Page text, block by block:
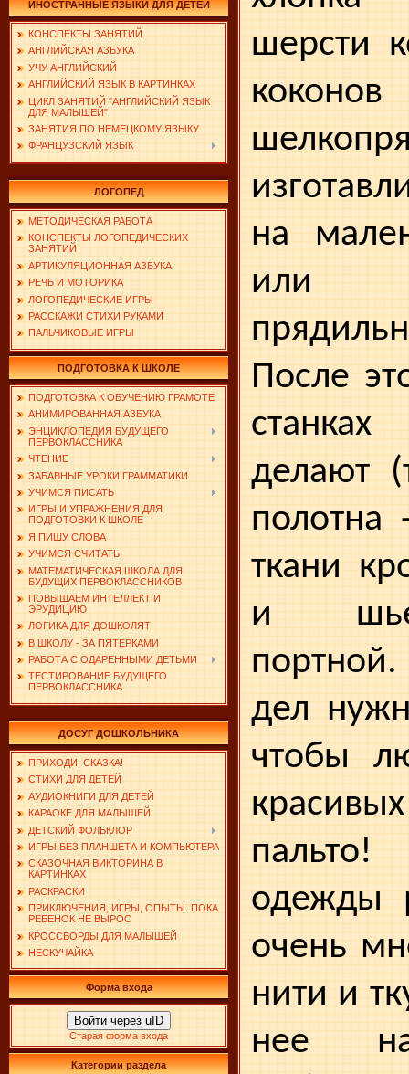
ИНОСТРАННЫЕ ЯЗЫКИ ДЛЯ ДЕТЕЙ
КОНСПЕКТЫ ЗАНЯТИЙ
АНГЛИЙСКАЯ АЗБУКА
УЧУ АНГЛИЙСКИЙ
АНГЛИЙСКИЙ ЯЗЫК В КАРТИНКАХ
ЦИКЛ ЗАНЯТИЙ "АНГЛИЙСКИЙ ЯЗЫК
ДЛЯ МАЛЫШЕЙ"
ЗАНЯТИЯ ПО НЕМЕЦКОМУ ЯЗЫКУ
ФРАНЦУЗСКИЙ ЯЗЫК
ЛОГОПЕД
МЕТОДИЧЕСКАЯ РАБОТА
КОНСПЕКТЫ ЛОГОПЕДИЧЕСКИХ
ЗАНЯТИЙ
АРТИКУЛЯЦИОННАЯ АЗБУКА
РЕЧЬ И МОТОРИКА
ЛОГОПЕДИЧЕСКИЕ ИГРЫ
РАССКАЖИ СТИХИ РУКАМИ
ПАЛЬЧИКОВЫЕ ИГРЫ
ПОДГОТОВКА К ШКОЛЕ
ПОДГОТОВКА К ОБУЧЕНИЮ ГРАМОТЕ
АНИМИРОВАННАЯ АЗБУКА
ЭНЦИКЛОПЕДИЯ БУДУЩЕГО
ПЕРВОКЛАССНИКА
ЧТЕНИЕ
ЗАБАВНЫЕ УРОКИ ГРАММАТИКИ
УЧИМСЯ ПИСАТЬ
ИГРЫ И УПРАЖНЕНИЯ ДЛЯ
ПОДГОТОВКИ К ШКОЛЕ
Я ПИШУ СЛОВА
УЧИМСЯ СЧИТАТЬ
МАТЕМАТИЧЕСКАЯ ШКОЛА ДЛЯ
БУДУЩИХ ПЕРВОКЛАССНИКОВ
ПОВЫШАЕМ ИНТЕЛЛЕКТ И
ЭРУДИЦИЮ
ЛОГИКА ДЛЯ ДОШКОЛЯТ
В ШКОЛУ - ЗА ПЯТЕРКАМИ
РАБОТА С ОДАРЕННЫМИ ДЕТЬМИ
ТЕСТИРОВАНИЕ БУДУЩЕГО
ПЕРВОКЛАССНИКА
ДОСУГ ДОШКОЛЬНИКА
ПРИХОДИ, СКАЗКА!
СТИХИ ДЛЯ ДЕТЕЙ
АУДИОКНИГИ ДЛЯ ДЕТЕЙ
КАРАОКЕ ДЛЯ МАЛЫШЕЙ
ДЕТСКИЙ ФОЛЬКЛОР
ИГРЫ БЕЗ ПЛАНШЕТА И КОМПЬЮТЕРА
СКАЗОЧНАЯ ВИКТОРИНА В
КАРТИНКАХ
РАСКРАСКИ
ПРИКЛЮЧЕНИЯ, ИГРЫ, ОПЫТЫ. ПОКА
РЕБЕНОК НЕ ВЫРОС
КРОССВОРДЫ ДЛЯ МАЛЫШЕЙ
НЕСКУЧАЙКА
Форма входа
Войти через uID
Старая форма входа
Категории раздела
шерсти
на
или
После
делают
ткани
и
дел
чтобы
паль­то!
одежды
очень
нити и
нее